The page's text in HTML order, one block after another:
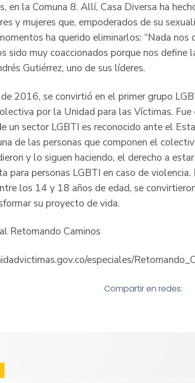
en la Comuna 8. Allí, Casa Diversa ha
y mujeres que, empoderados de su
ha querido eliminarlos: “Nada nos
sido muy coaccionados porque nos define
Gutiérrez, uno de sus líderes.
2016, se convirtió en el primer grupo
por la Unidad para las Víctimas.
un sector LGBTI es reconocido ante el
de las personas que componen el
y lo siguen haciendo, el derecho a
para personas LGBTI en caso de
los 14 y 18 años de edad, se
su proyecto de vida.
Retomando Caminos
especiales/
Compartir en redes: